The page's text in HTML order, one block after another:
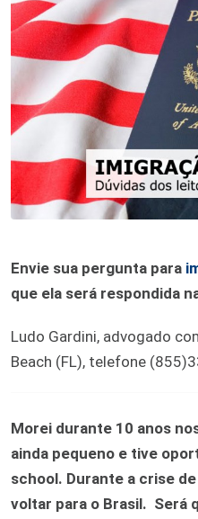
Envie sua pergunta para
que ela será respondida
Ludo Gardini, advogado
Beach (FL), telefone
Morei durante 10 anos
ainda pequeno e tive
school. Durante a crise
voltar para o Brasil. Será